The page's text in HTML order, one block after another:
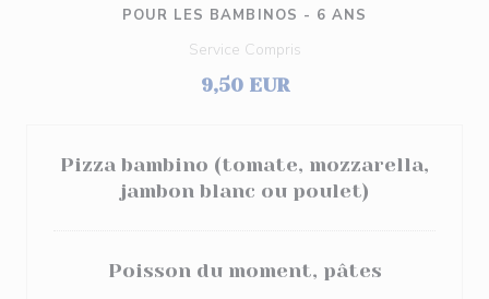
POUR LES BAMBINOS - 6 ANS
Service Compris
9,50 EUR
Pizza bambino (tomate, mozzarella,
jambon blanc ou poulet)
Poisson du moment, pâtes